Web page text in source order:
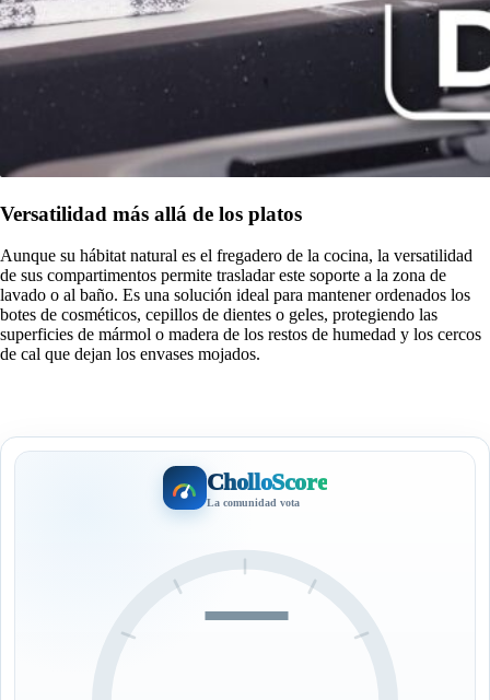
Versatilidad más allá de los platos
Aunque su hábitat natural es el fregadero de la cocina, la versatilidad
de sus compartimentos permite trasladar este soporte a la zona de
lavado o al baño. Es una solución ideal para mantener ordenados los
botes de cosméticos, cepillos de dientes o geles, protegiendo las
superficies de mármol o madera de los restos de humedad y los cercos
de cal que dejan los envases mojados.
CholloScore
La comunidad vota
—